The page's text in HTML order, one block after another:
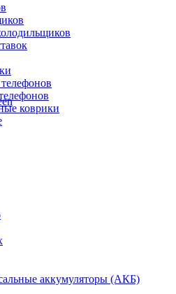
коврики
аккумуляторы (АКБ)